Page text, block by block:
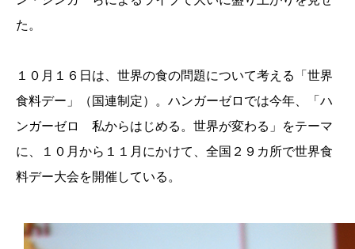
た。
１０月１６日は、世界の食の問題について考える「世界
食料デー」（国連制定）。ハンガーゼロでは今年、「ハ
ンガーゼロ 私からはじめる。世界が変わる」をテーマ
に、１０月から１１月にかけて、全国２９カ所で世界食
料デー大会を開催している。